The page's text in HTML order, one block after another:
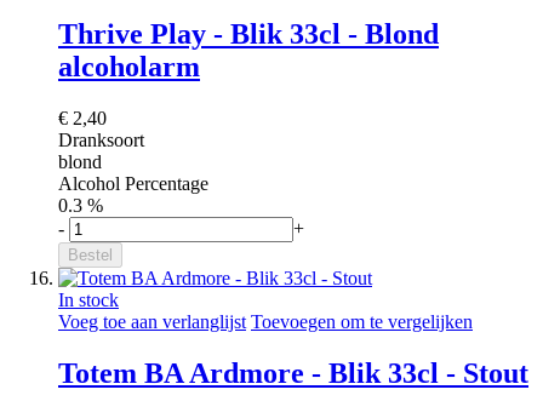
Thrive Play - Blik 33cl - Blond
alcoholarm
€ 2,40
Dranksoort
blond
Alcohol Percentage
0.3 %
-
+
Bestel
In stock
Voeg toe aan verlanglijst Toevoegen om te vergelijken
Totem BA Ardmore - Blik 33cl - Stout